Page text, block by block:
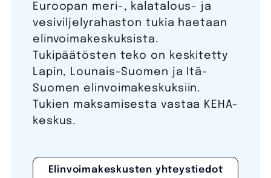
Euroopan meri-, kalatalous- ja
vesiviljelyrahaston tukia haetaan
elinvoimakeskuksista.
Tukipäätösten teko on keskitetty
Lapin, Lounais-Suomen ja Itä-
Suomen elinvoimakeskuksiin.
Tukien maksamisesta vastaa KEHA-
keskus.
Elinvoimakeskusten yhteystiedot